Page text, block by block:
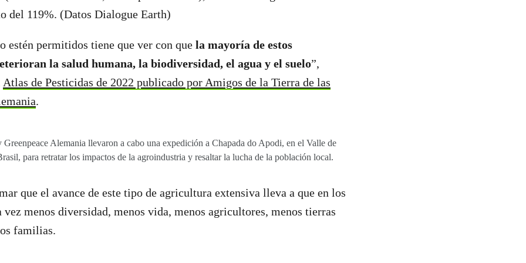
del 119%. (Datos Dialogue Earth)
estén permitidos tiene que ver con que la mayoría de estos
la salud humana, la biodiversidad, el agua y el suelo”,
Atlas de Pesticidas de 2022 publicado por Amigos de la Tierra de las
.
Greenpeace Alemania llevaron a cabo una expedición a Chapada do Apodi, en el Valle de
para retratar los impactos de la agroindustria y resaltar la lucha de la población local.
que el avance de este tipo de agricultura extensiva lleva a que en los
vez menos diversidad, menos vida, menos agricultores, menos tierras
familias.